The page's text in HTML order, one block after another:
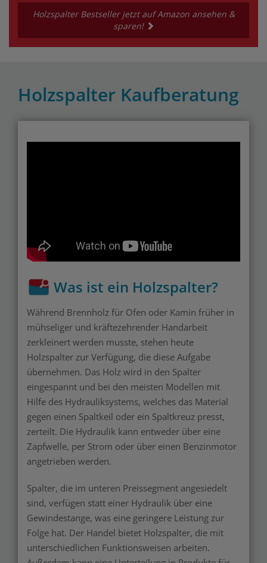
Holzspalter Bestseller jetzt auf Amazon ansehen &
sparen!
Holzspalter Kaufberatung
Was ist ein Holzspalter?
Während Brennholz für Ofen oder Kamin früher in
mühseliger und kräftezehrender Handarbeit
zerkleinert werden musste, stehen heute
Holzspalter zur Verfügung, die diese Aufgabe
übernehmen. Das Holz wird in den Spalter
eingespannt und bei den meisten Modellen mit
Hilfe des Hydrauliksystems, welches das Material
gegen einen Spaltkeil oder ein Spaltkreuz presst,
zerteilt. Die Hydraulik kann entweder über eine
Zapfwelle, per Strom oder über einen Benzinmotor
angetrieben werden.
Spalter, die im unteren Preissegment angesiedelt
sind, verfügen statt einer Hydraulik über eine
Gewindestange, was eine geringere Leistung zur
Folge hat. Der Handel bietet Holzspalter, die mit
unterschiedlichen Funktionsweisen arbeiten.